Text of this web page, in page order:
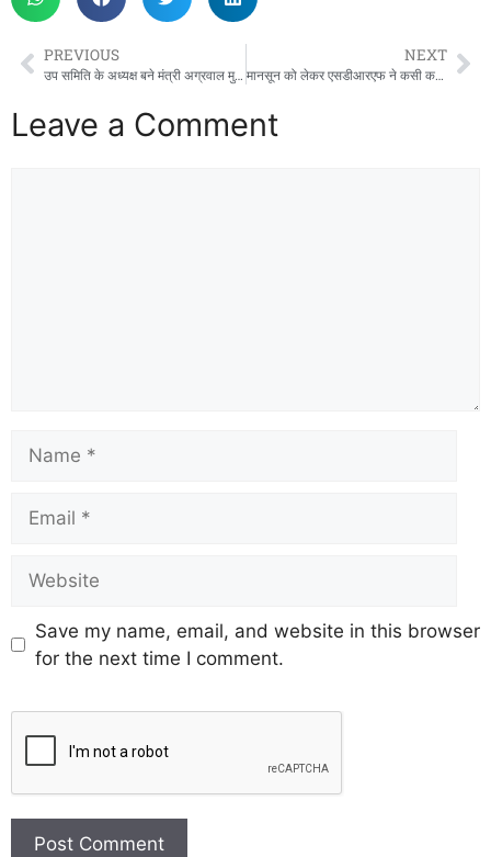
PREVIOUS
उप समिति के अध्यक्ष बने मंत्री अग्रवाल मुख्यमंत्री महिला एकल सरकार योजना के अध्ययन के लिए बनी उप समिति
NEXT
मानसून को लेकर एसडीआरएफ ने कसी कमर जनता को कहा हमेशा अलर्ट रहे
Leave a Comment
Save my name, email, and website in this browser
for the next time I comment.